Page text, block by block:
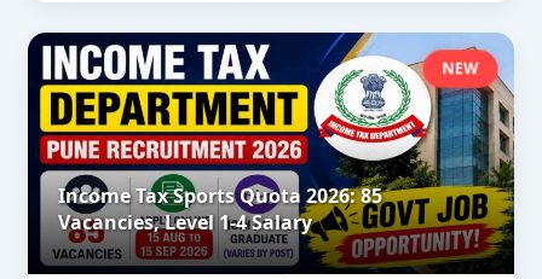
NEW
Income Tax Sports Quota 2026: 85
Vacancies, Level 1-4 Salary